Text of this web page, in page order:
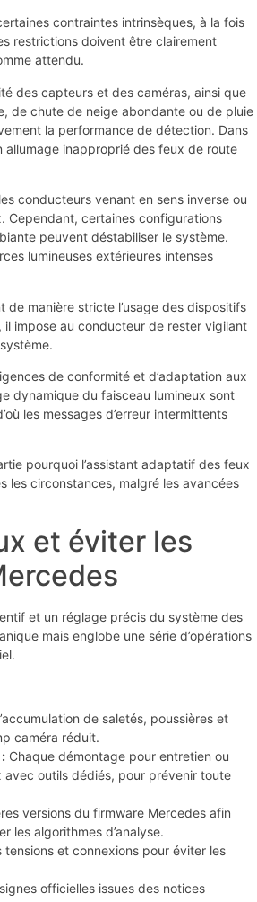
contraintes intrinsèques, à la fois
restrictions doivent être clairement
attendu.
des capteurs et des caméras, ainsi que
de chute de neige abondante ou de pluie
la performance de détection. Dans
inapproprié des feux de route
conducteurs venant en sens inverse ou
Cependant, certaines configurations
peuvent déstabiliser le système.
lumineuses extérieures intenses
manière stricte l’usage des dispositifs
il impose au conducteur de rester vigilant
de conformité et d’adaptation aux
dynamique du faisceau lumineux sont
les messages d’erreur intermittents
pourquoi l’assistant adaptatif des feux
les circonstances, malgré les avancées
et éviter les
et un réglage précis du système des
mais englobe une série d’opérations
de saletés, poussières et
caméra réduit.
Chaque démontage pour entretien ou
avec outils dédiés, pour prévenir toute
versions du firmware Mercedes afin
les algorithmes d’analyse.
tensions et connexions pour éviter les
officielles issues des notices